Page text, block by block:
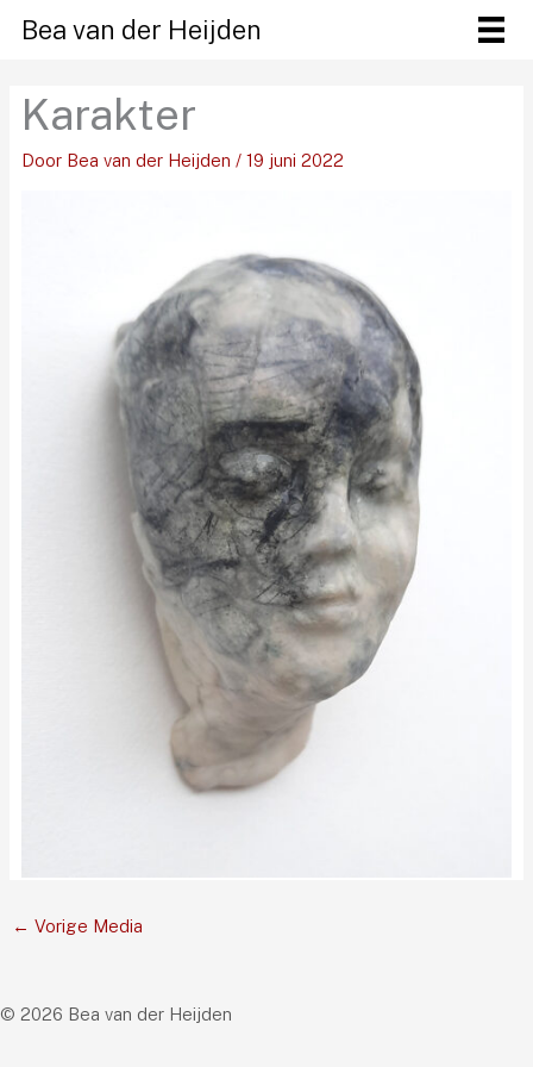
naar
inhoud
Bea van der Heijden
Karakter
Door Bea van der Heijden / 19 juni 2022
← Vorige Media
© 2026 Bea van der Heijden